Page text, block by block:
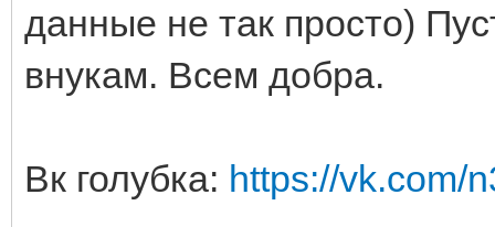
данные не так просто)
внукам. Всем добра.
Вк голубка: https://vk.com/